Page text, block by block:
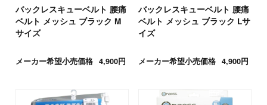
バックレスキューベルト 腰痛
ベルト メッシュ ブラック M
サイズ
メーカー希望小売価格 4,900円
バックレスキューベルト 腰痛
ベルト メッシュ ブラック Lサ
イズ
メーカー希望小売価格 4,900円